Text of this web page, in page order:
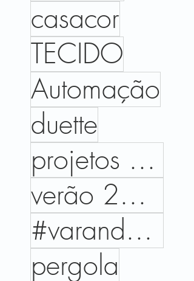
casacor
TECIDO
Automação
duette
projetos executados
verão 2026
#varandas #arquitetura #design #ambientes #paisagismo #casa #janelas #arquiteturadeexteriores #decor
pergola